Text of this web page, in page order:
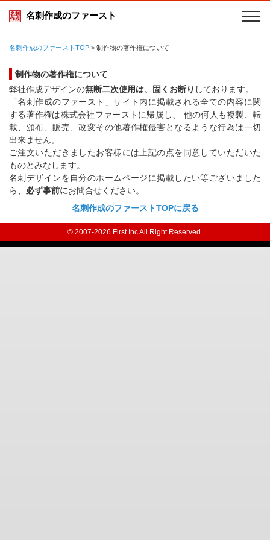
名刺作成のファースト
名刺作成のファーストTOP > 制作物の著作権について
制作物の著作権について
弊社作成デザインの無断二次使用は、固くお断り しております。
「名刺作成のファースト」サイト内に掲載される全ての内容に関
する著作権は株式会社ファーストに帰属し、 他の何人も複製、転
載、頒布、販売、改変その他著作権侵害となるような行為は一切
出来ません。
ご注文いただきましたお客様には上記の点を同意していただいた
ものとみなします。
名刺デザインを自分のホームページに掲載したい等ございました
ら、 必ず事前にお問合せください。
名刺作成のファーストTOPに戻る
© 2007-2026 First.Inc All Right Reserved.